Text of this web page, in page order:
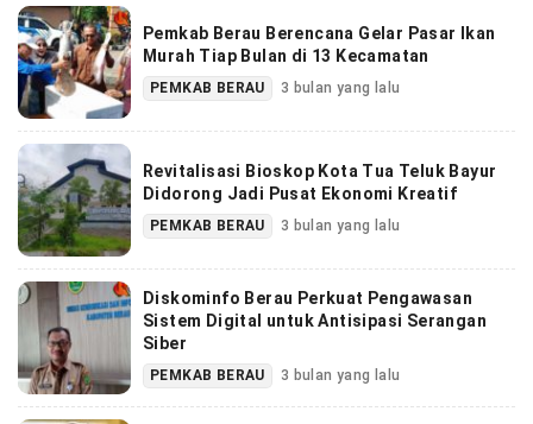
Pemkab Berau Berencana Gelar Pasar Ikan
Murah Tiap Bulan di 13 Kecamatan
PEMKAB BERAU 3 bulan yang lalu
Revitalisasi Bioskop Kota Tua Teluk Bayur
Didorong Jadi Pusat Ekonomi Kreatif
PEMKAB BERAU 3 bulan yang lalu
Diskominfo Berau Perkuat Pengawasan
Sistem Digital untuk Antisipasi Serangan
Siber
PEMKAB BERAU 3 bulan yang lalu